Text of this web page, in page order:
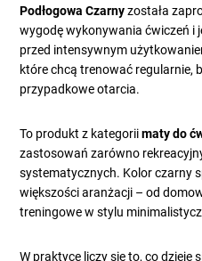
Podłogowa Czarnyzostała
wygodę wykonywania ćwiczeń i
przed intensywnym
które chcą trenować regularnie,
przypadkowe otarcia.
To produkt z kategoriimaty do
zastosowań zarówno
systematycznych. Kolor czarny
większości aranżacji – od
treningowe w stylu
W praktyce liczy się to, co dzieje